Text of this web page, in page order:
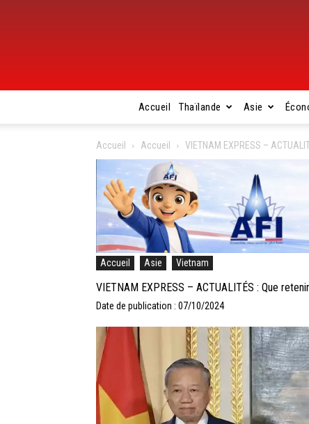
Accueil Thaïlande Asie
Accueil Accueil VIETNAM EXPRESS –
Accueil Asie Vietnam
VIETNAM EXPRESS – ACTUALITÉS : Que
Date de publication : 07/10/2024